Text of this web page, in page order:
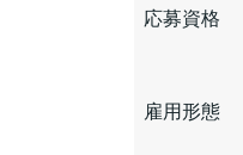
応募資格
雇用形態